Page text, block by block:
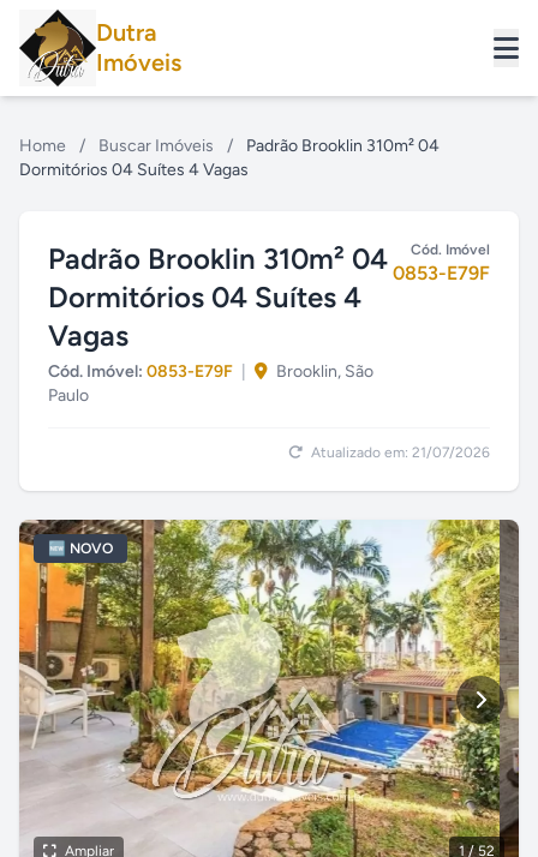
Dutra
Imóveis
Home / Buscar Imóveis /
Padrão Brooklin 310m² 04
Dormitórios 04 Suítes 4 Vagas
Padrão Brooklin 310m² 04
Dormitórios 04 Suítes 4
Vagas
Cód. Imóvel: 0853-E79F
Brooklin, São
Paulo
Cód. Imóvel
0853-E79F
Atualizado em: 21/07/2026
1/ 52
🆕 NOVO
Ampliar